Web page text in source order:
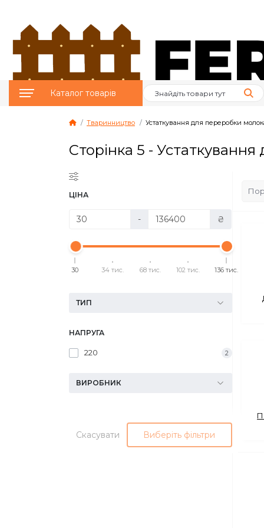
Каталог товарів
Птахівництво
Тваринництво
Сад и Город
Опалювальне
обладнання
Тваринництво Устаткування для переробки
Сторінка 5 -
ЦІНА
- ₴
30 34 тис. 68 тис. 102 тис. 136 тис.
ТИП
НАПРУГА
220 2
ВИРОБНИК
Скасувати Виберіть фільтри